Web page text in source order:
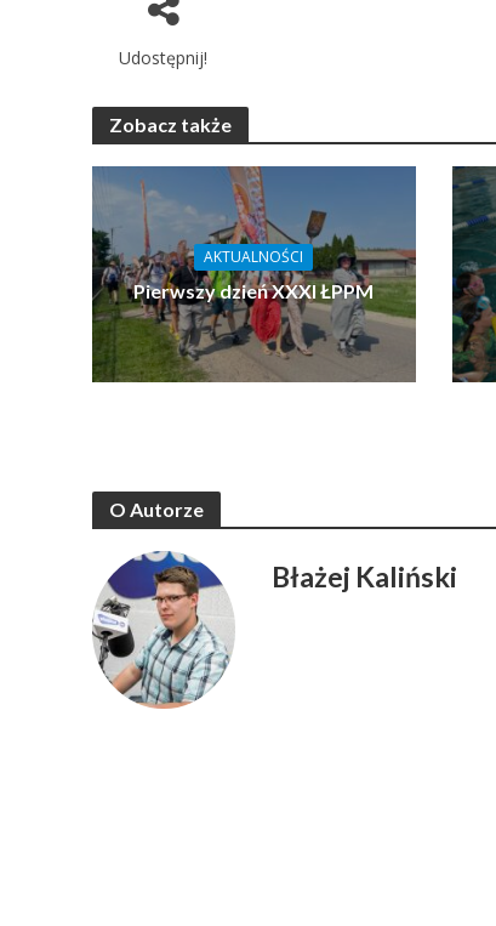
Udostępnij!
Zobacz także
AKTUALNOŚCI
Pierwszy dzień XXXI ŁPPM
O Autorze
Błażej Kaliński